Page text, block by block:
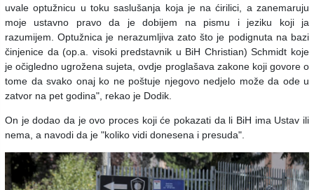
uvale optužnicu u toku saslušanja koja je na ćirilici, a zanemaruju
moje ustavno pravo da je dobijem na pismu i jeziku koji ja
razumijem. Optužnica je nerazumljiva zato što je podignuta na bazi
činjenice da (op.a. visoki predstavnik u BiH Christian) Schmidt koje
je očigledno ugrožena sujeta, ovdje proglašava zakone koji govore o
tome da svako onaj ko ne poštuje njegovo nedjelo može da ode u
zatvor na pet godina", rekao je Dodik.
On je dodao da je ovo proces koji će pokazati da li BiH ima Ustav ili
nema, a navodi da je "koliko vidi donesena i presuda".